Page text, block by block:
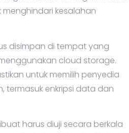
kesalahan
disimpan di tempat yang
cloud storage.
untuk memilih penyedia
termasuk enkripsi data dan
harus diuji secara berkala